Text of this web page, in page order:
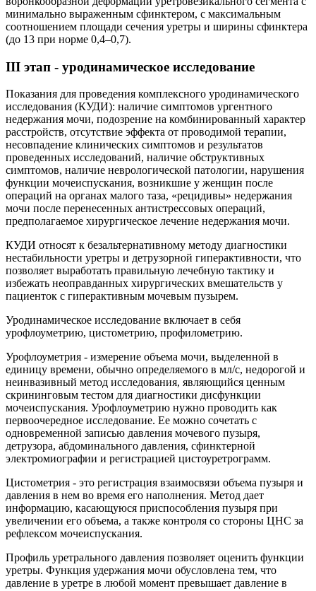
минимально выраженным сфинктером, с максимальным
соотношением площади сечения уретры и ширины сфинктера
(до 13 при норме 0,4–0,7).
III этап - уродинамическое исследование
Показания для проведения комплексного уродинамического
исследования (КУДИ): наличие симптомов ургентного
недержания мочи, подозрение на комбинированный характер
расстройств, отсутствие эффекта от проводимой терапии,
несовпадение клинических симптомов и результатов
проведенных исследований, наличие обструктивных
симптомов, наличие неврологической патологии, нарушения
функции мочеиспускания, возникшие у женщин после
операций на органах малого таза, «рецидивы» недержания
мочи после перенесенных антистрессовых операций,
предполагаемое хирургическое лечение недержания мочи.
КУДИ относят к безальтернативному методу диагностики
нестабильности уретры и детрузорной гиперактивности, что
позволяет выработать правильную лечебную тактику и
избежать неоправданных хирургических вмешательств у
пациенток с гиперактивным мочевым пузырем.
Уродинамическое исследование включает в себя
урофлоуметрию, цистометрию, профилометрию.
Урофлоуметрия - измерение объема мочи, выделенной в
единицу времени, обычно определяемого в мл/с, недорогой и
неинвазивный метод исследования, являющийся ценным
скрининговым тестом для диагностики дисфункции
мочеиспускания. Урофлоуметрию нужно проводить как
первоочередное исследование. Ее можно сочетать с
одновременной записью давления мочевого пузыря,
детрузора, абдоминального давления, сфинктерной
электромиографии и регистрацией цистоуретрограмм.
Цистометрия - это регистрация взаимосвязи объема пузыря и
давления в нем во время его наполнения. Метод дает
информацию, касающуюся приспособления пузыря при
увеличении его объема, а также контроля со стороны ЦНС за
рефлексом мочеиспускания.
Профиль уретрального давления позволяет оценить функции
уретры. Функция удержания мочи обусловлена тем, что
давление в уретре в любой момент превышает давление в